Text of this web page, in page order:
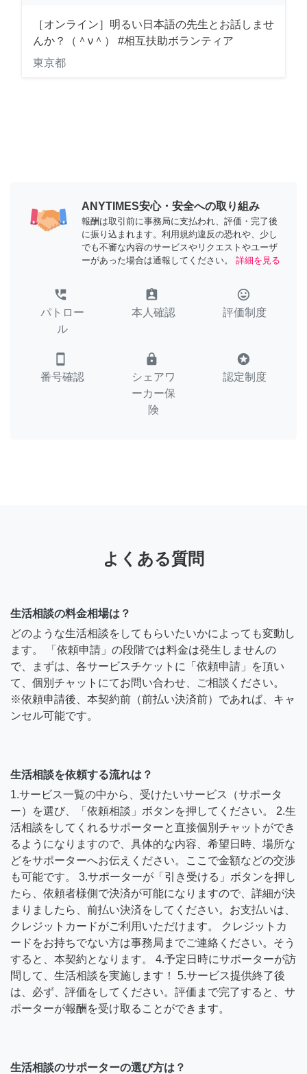
［オンライン］明るい日本語の先生とお話しませ
んか？（＾ν＾） #相互扶助ボランティア
東京都
ANYTIMES安心・安全への取り組み
報酬は取引前に事務局に支払われ、評価・完了後
に振り込まれます。利用規約違反の恐れや、少し
でも不審な内容のサービスやリクエストやユーザ
ーがあった場合は通報してください。
詳細を見る
perm_phone_msg
パトロー
ル
assignment_ind
本人確認
tag_faces
評価制度
smartphone
番号確認
lock
シェアワ
ーカー保
険
stars
認定制度
よくある質問
生活相談の料金相場は？
どのような生活相談をしてもらいたいかによっても変動し
ます。 「依頼申請」の段階では料金は発生しませんの
で、まずは、各サービスチケットに「依頼申請」を頂い
て、個別チャットにてお問い合わせ、ご相談ください。
※依頼申請後、本契約前（前払い決済前）であれば、キャ
ンセル可能です。
生活相談を依頼する流れは？
1.サービス一覧の中から、受けたいサービス（サポータ
ー）を選び、「依頼相談」ボタンを押してください。 2.生
活相談をしてくれるサポーターと直接個別チャットができ
るようになりますので、具体的な内容、希望日時、場所な
どをサポーターへお伝えください。ここで金額などの交渉
も可能です。 3.サポーターが「引き受ける」ボタンを押し
たら、依頼者様側で決済が可能になりますので、詳細が決
まりましたら、前払い決済をしてください。お支払いは、
クレジットカードがご利用いただけます。 クレジットカ
ードをお持ちでない方は事務局までご連絡ください。そう
すると、本契約となります。 4.予定日時にサポーターが訪
問して、生活相談を実施します！ 5.サービス提供終了後
は、必ず、評価をしてください。評価まで完了すると、サ
ポーターが報酬を受け取ることができます。
生活相談のサポーターの選び方は？